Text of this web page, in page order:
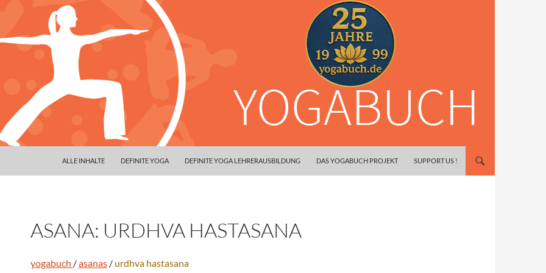
ALLE INHALTE DEFINITE YOGA DEFINITE YOGA LEHRERAUSBILDUNG DAS YOGABUCH PROJEKT SUPPORT US !
ASANA: URDHVA HASTASANA
yogabuch /asanas/ urdhva hastasana